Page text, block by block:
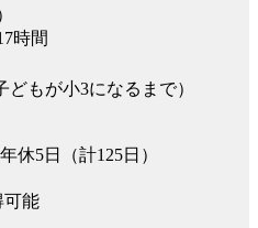
時間
もが小3になるまで）
休5日（計125日）
能